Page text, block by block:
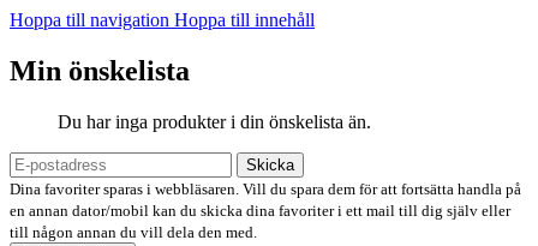
Hoppa till navigation Hoppa till innehåll
Min önskelista
Du har inga produkter i din önskelista än.
Skicka
Dina favoriter sparas i webbläsaren. Vill du spara dem för att fortsätta handla på
en annan dator/mobil kan du skicka dina favoriter i ett mail till dig själv eller
till någon annan du vill dela den med.